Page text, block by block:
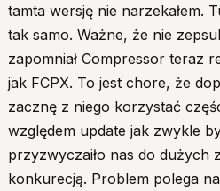
tamta wersję nie narzekałem.
tak samo. Ważne, że nie
zapomniał Compressor teraz
jak FCPX. To jest chore, że
zacznę z niego korzystać
względem update jak zwykle
przyzwyczaiło nas do dużych
konkurecją. Problem polega